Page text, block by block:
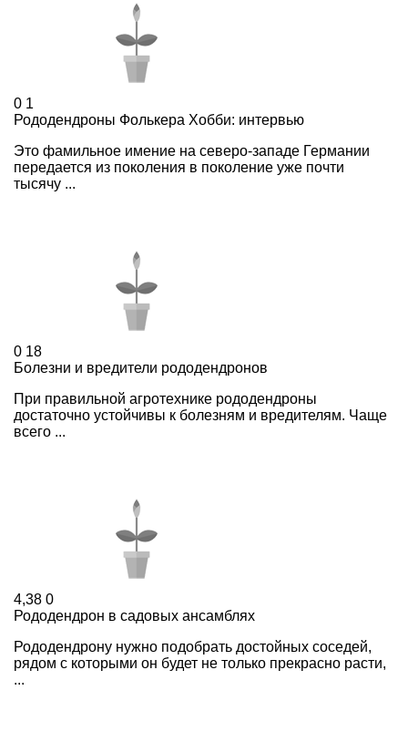
0 1
Рододендроны Фолькера Хобби: интервью
Это фамильное имение на северо-западе Германии
передается из поколения в поколение уже почти
тысячу ...
0 18
Болезни и вредители рододендронов
При правильной агротехнике рододендроны
достаточно устойчивы к болезням и вредителям. Чаще
всего ...
4,38 0
Рододендрон в садовых ансамблях
Рододендрону нужно подобрать достойных соседей,
рядом с которыми он будет не только прекрасно расти,
...